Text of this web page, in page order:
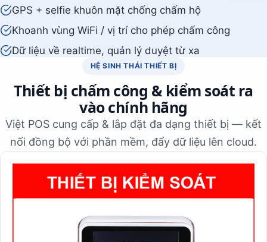
GPS + selfie khuôn mặt chống chấm hộ
Khoanh vùng WiFi / vị trí cho phép chấm công
Dữ liệu về realtime, quản lý duyệt từ xa
HỆ SINH THÁI THIẾT BỊ
Thiết bị chấm công & kiểm soát ra
vào chính hãng
Việt POS cung cấp & lắp đặt đa dạng thiết bị — kết
nối đồng bộ với phần mềm, đẩy dữ liệu lên cloud.